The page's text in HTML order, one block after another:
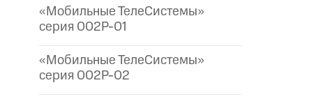
«Мобильные ТелеСистемы»
серия 002P-01
«Мобильные ТелеСистемы»
серия 002P-02